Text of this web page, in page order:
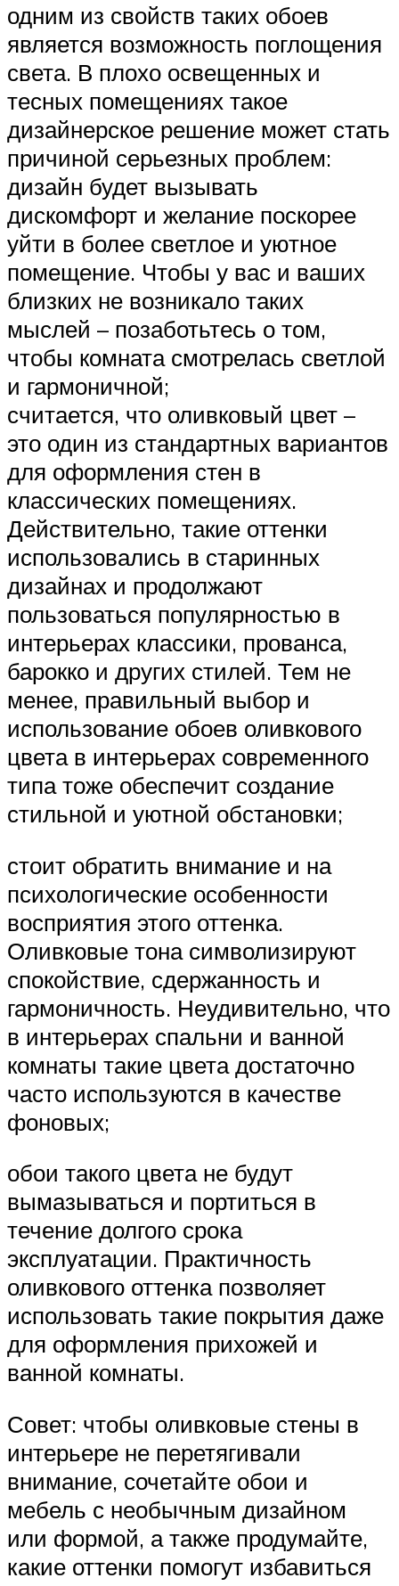
одним из свойств таких обоев
является возможность поглощения
света. В плохо освещенных и
тесных помещениях такое
дизайнерское решение может стать
причиной серьезных проблем:
дизайн будет вызывать
дискомфорт и желание поскорее
уйти в более светлое и уютное
помещение. Чтобы у вас и ваших
близких не возникало таких
мыслей – позаботьтесь о том,
чтобы комната смотрелась светлой
и гармоничной;
считается, что оливковый цвет –
это один из стандартных вариантов
для оформления стен в
классических помещениях.
Действительно, такие оттенки
использовались в старинных
дизайнах и продолжают
пользоваться популярностью в
интерьерах классики, прованса,
барокко и других стилей. Тем не
менее, правильный выбор и
использование обоев оливкового
цвета в интерьерах современного
типа тоже обеспечит создание
стильной и уютной обстановки;
стоит обратить внимание и на
психологические особенности
восприятия этого оттенка.
Оливковые тона символизируют
спокойствие, сдержанность и
гармоничность. Неудивительно, что
в интерьерах спальни и ванной
комнаты такие цвета достаточно
часто используются в качестве
фоновых;
обои такого цвета не будут
вымазываться и портиться в
течение долгого срока
эксплуатации. Практичность
оливкового оттенка позволяет
использовать такие покрытия даже
для оформления прихожей и
ванной комнаты.
Совет: чтобы оливковые стены в
интерьере не перетягивали
внимание, сочетайте обои и
мебель с необычным дизайном
или формой, а также продумайте,
какие оттенки помогут избавиться